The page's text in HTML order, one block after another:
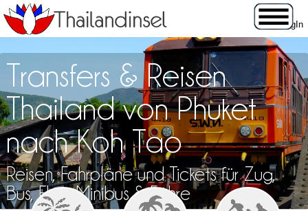
Transfers & Reisen
Thailand von Phuket
nach Koh Tao
Reisen, Fahrpläne und Tickets für Zug,
Bus, Flug, Minibus & Fähre